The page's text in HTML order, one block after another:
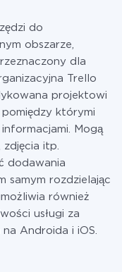
Więcej
do
obszarze,
dla
Trello
projektowi
pomiędzy którymi
Mogą
itp.
dodawania
samym rozdzielając
również
usługi za
Androida i iOS.